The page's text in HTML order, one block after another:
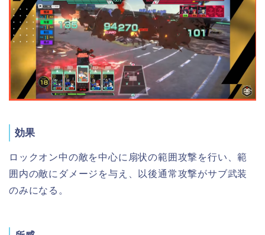
効果
ロックオン中の敵を中心に扇状の範囲攻撃を行い、範
囲内の敵にダメージを与え、以後通常攻撃がサブ武装
のみになる。